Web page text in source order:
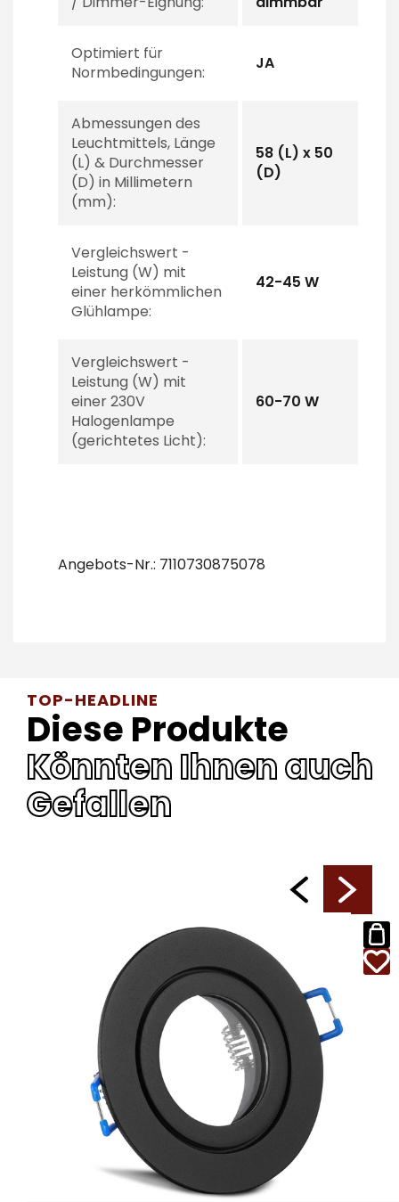
Optimiert für
Normbedingungen:
JA
Abmessungen des
Leuchtmittels, Länge
(L) & Durchmesser
(D) in Millimetern
(mm):
58 (L) x 50
(D)
Vergleichswert -
Leistung (W) mit
einer herkömmlichen
Glühlampe:
42-45 W
Vergleichswert -
Leistung (W) mit
einer 230V
Halogenlampe
(gerichtetes Licht):
60-70 W
Angebots-Nr.: 7110730875078
TOP-HEADLINE
Diese Produkte
Könnten Ihnen auch
Gefallen